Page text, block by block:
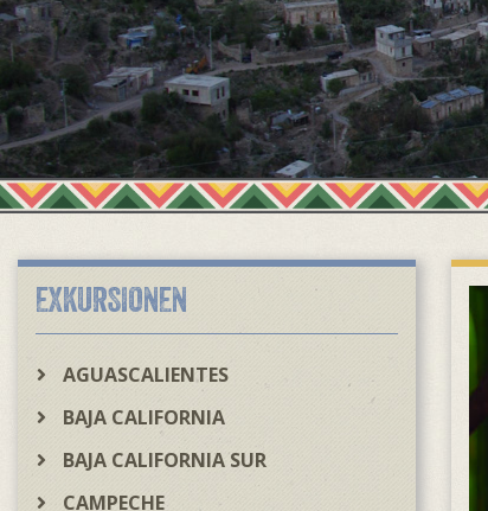
EXKURSIONEN
AGUASCALIENTES
BAJA CALIFORNIA
BAJA CALIFORNIA SUR
CAMPECHE